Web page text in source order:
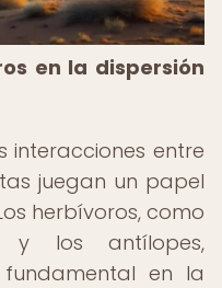
en la dispersión
interacciones entre
juegan un papel
herbívoros, como
y los antílopes,
en la